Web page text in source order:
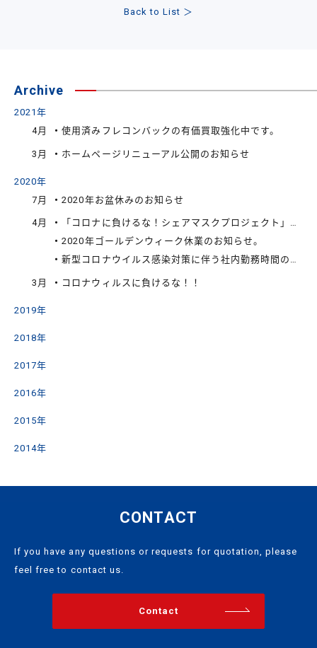
Back to List ＞
Archive
2021年
4月
使用済みフレコンバックの有価買取強化中です。
3月 ホームページリニューアル公開のお知らせ
2020年
7月
2020年お盆休みのお知らせ
4月
「コロナに負けるな！シェアマスクプロジェクト」に関するお知らせ
2020年ゴールデンウィーク休業のお知らせ。
新型コロナウイルス感染対策に伴う社内勤務時間の変更について
3月 コロナウィルスに負けるな！！
2019年
2018年
2017年
2016年
2015年
2014年
CONTACT
If you have any questions or requests for quotation, please
feel free to contact us.
Contact